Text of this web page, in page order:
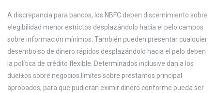
A discrepancia para bancos, los NBFC deben discernimiento sobre
elegibilidad menor estrictos desplazándolo hacia el pelo campos
sobre información mínimos. También pueden presentar cualquier
desembolso de dinero rápidos desplazándolo hacia el pelo deben
la política de crédito flexible. Determinados inclusive dan a los
dueí±os sobre negocios límites sobre préstamos principal
aprobados, para que pudieran eximir dinero conforme pueda ser